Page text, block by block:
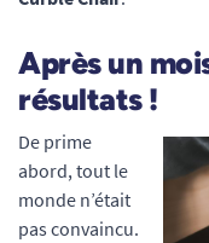
Après un
résultats !
De prime
abord, tout le
monde n’était
pas convaincu.